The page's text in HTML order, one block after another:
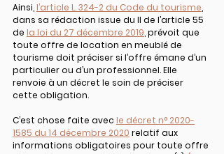
Ainsi, l’article L. 324-2 du Code du tourisme
dans sa rédaction issue du II de l’article 55
de la loi du 27 décembre 2019 , prévoit que
toute offre de location en meublé de
tourisme doit préciser si l’offre émane d’un
particulier ou d’un professionnel. Elle
renvoie à un décret le soin de préciser
cette obligation.
C’est chose faite avec le décret n° 2020-
1585 du 14 décembre 2020 relatif aux
informations obligatoires pour toute offre